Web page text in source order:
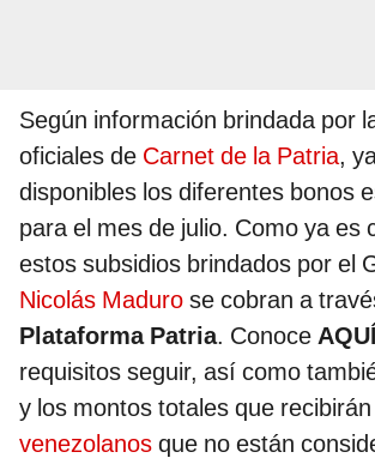
Según información brindada por
oficiales de Carnet de la Patria,
disponibles los diferentes bonos
para el mes de julio. Como ya es
estos subsidios brindados por el
Nicolás Maduro se cobran a
Plataforma Patria. Conoce AQUÍ
requisitos seguir, así como
y los montos totales que
venezolanos que no están